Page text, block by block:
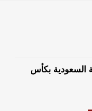
السعودية بكأس